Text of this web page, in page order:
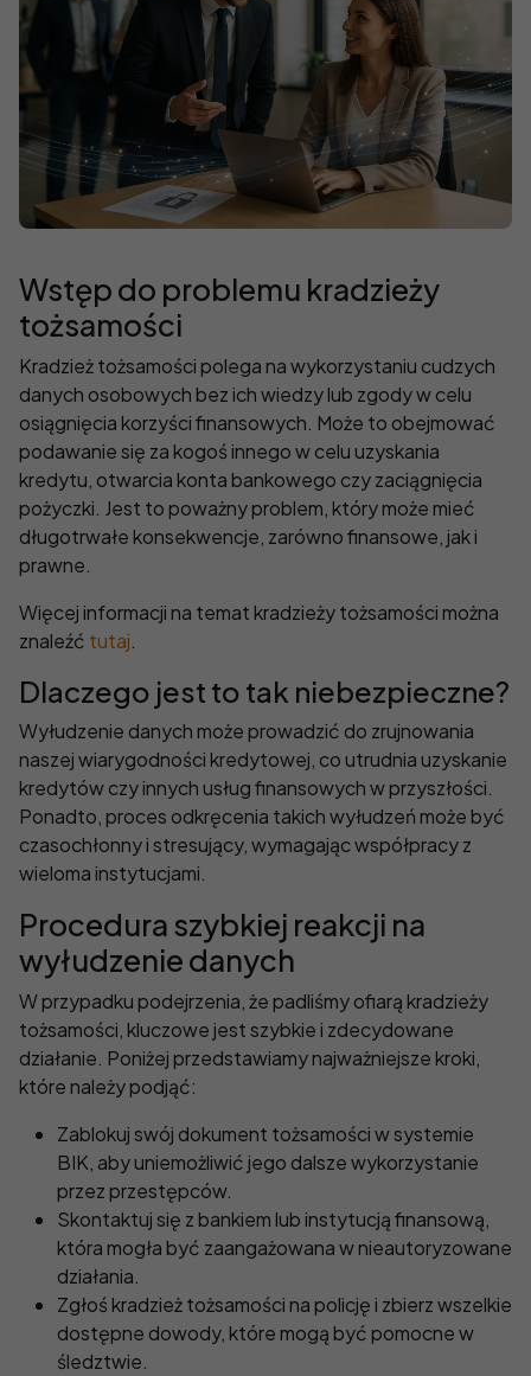
Wstęp do problemu kradzieży
tożsamości
Kradzież tożsamości polega na wykorzystaniu cudzych
danych osobowych bez ich wiedzy lub zgody w celu
osiągnięcia korzyści finansowych. Może to obejmować
podawanie się za kogoś innego w celu uzyskania
kredytu, otwarcia konta bankowego czy zaciągnięcia
pożyczki. Jest to poważny problem, który może mieć
długotrwałe konsekwencje, zarówno finansowe, jak i
prawne.
Więcej informacji na temat kradzieży tożsamości można
znaleźć tutaj.
Dlaczego jest to tak niebezpieczne?
Wyłudzenie danych może prowadzić do zrujnowania
naszej wiarygodności kredytowej, co utrudnia uzyskanie
kredytów czy innych usług finansowych w przyszłości.
Ponadto, proces odkręcenia takich wyłudzeń może być
czasochłonny i stresujący, wymagając współpracy z
wieloma instytucjami.
Procedura szybkiej reakcji na
wyłudzenie danych
W przypadku podejrzenia, że padliśmy ofiarą kradzieży
tożsamości, kluczowe jest szybkie i zdecydowane
działanie. Poniżej przedstawiamy najważniejsze kroki,
które należy podjąć:
Zablokuj swój dokument tożsamości w systemie
BIK, aby uniemożliwić jego dalsze wykorzystanie
przez przestępców.
Skontaktuj się z bankiem lub instytucją finansową,
która mogła być zaangażowana w nieautoryzowane
działania.
Zgłoś kradzież tożsamości na policję i zbierz wszelkie
dostępne dowody, które mogą być pomocne w
śledztwie.